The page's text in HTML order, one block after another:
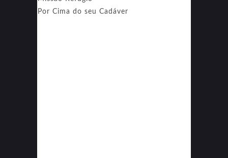
Por Cima do seu Cadáver